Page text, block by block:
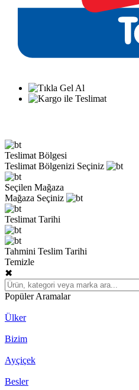
Teslimat Bölgesi
Teslimat Bölgenizi Seçiniz
Seçilen Mağaza
Mağaza Seçiniz
Teslimat Tarihi
Tahmini Teslim Tarihi
Temizle
✖
Popüler Aramalar
Ülker
Bizim
Ayçiçek
Besler